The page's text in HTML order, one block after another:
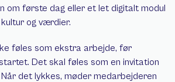
om første dag eller et let digitalt modul
og værdier.
føles som ekstra arbejde, før
Det skal føles som en invitation
det lykkes, møder medarbejderen